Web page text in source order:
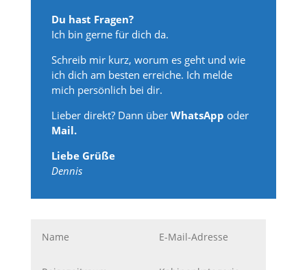
Du hast Fragen?
Ich bin gerne für dich da.
Schreib mir kurz, worum es geht und wie
ich dich am besten erreiche. Ich melde
mich persönlich bei dir.
Lieber direkt? Dann überWhatsApp oder
Mail.
Liebe Grüße
Dennis